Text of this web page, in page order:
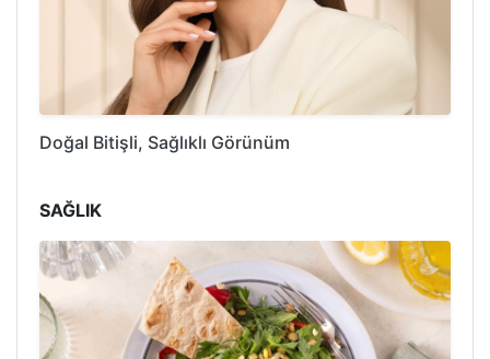
Doğal Bitişli, Sağlıklı Görünüm
SAĞLIK